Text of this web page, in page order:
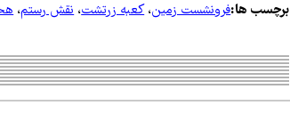
برچسب ها:فرونشست زمین،کعبه زرتشت،نقش رستم،